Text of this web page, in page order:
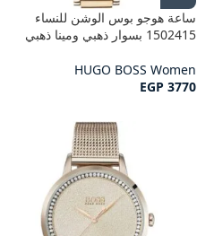
ساعة هوجو بوس الوشن للنساء
1502415 بسوار ذهبي ومينا ذهبي
HUGO BOSS Women
EGP 3770